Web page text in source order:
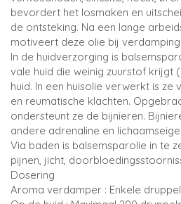
bevordert het losmaken en
de ontsteking. Na een lange
motiveert deze olie bij verdamping.
In de huidverzorging is
vale huid die weinig zuurstof krijgt
huid. In een huisolie verwerkt is ze
en reumatische klachten.
ondersteunt ze de bijnieren.
andere adrenaline en
Via baden is balsemsparolie in te
pijnen, jicht,
Dosering
Aroma verdamper : Enkele